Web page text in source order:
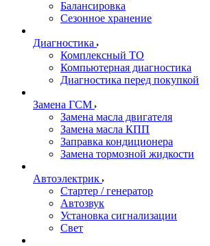
Балансировка
Сезонное хранение
Диагностика
Комплексный ТО
Компьютерная диагностика
Диагностика перед покупкой
Замена ГСМ
Замена масла двигателя
Замена масла КПП
Заправка кондиционера
Замена тормозной жидкости
Автоэлектрик
Стартер / генератор
Автозвук
Установка сигнализации
Свет